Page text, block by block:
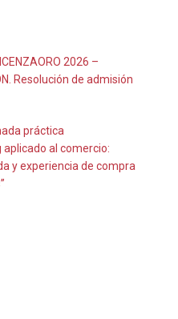
2026 –
Resolución de admisión
práctica
al comercio:
y experiencia de compra